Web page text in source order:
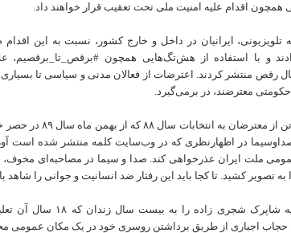
همچون اقدام علیه امنیت ملی تحت تعقیب قرار خواهند داد.
تلویزیونی، ایرانیان در داخل و خارج کشور، نسبت به این
و با استفاده از هش‌تگ‌هایی همچون #برقص_تا_برقصیم،
رقص منتشر کردند. اعترضات از فعالان مدنی و سیاسی تا بسیاری
معترضند، در برمی‌گیرد.
زهرا رهنورد، یکی از سه تن از
صداوسیما در اظهارنظری که در وب‌سایت کلمه منتشر شده است
ملت ایران عذرخواهی کند. صدا و سیما در مصاحبه‌ای
تصویر کشید. تا کجا باید این رفتار ضد انسانیت و جوانی را شاهد
در ۱۷ تیرماه، قوه قضاییه شاپرک
حجاب اجباری از طریق برداشتن روسری خود در یک مکان عمومی